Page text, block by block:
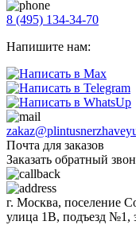
8 (495) 134-34-70
Напишите нам:
Почта для заказов
Заказать обратный
г. Москва, поселение
улица 1В, подъезд №1,